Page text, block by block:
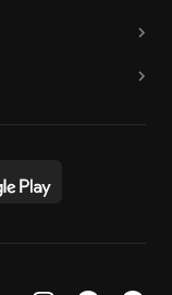
10 mg/l als